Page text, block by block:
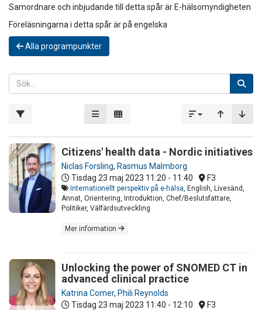
Samordnare och inbjudande till detta spår är E-hälsomyndigheten
Föreläsningarna i detta spår är på engelska
Alla programpunkter
Citizens' health data - Nordic initiatives
Niclas Forsling, Rasmus Malmborg
Tisdag 23 maj 2023 11:20 - 11:40 F3
Internationellt perspektiv på e-hälsa , English, Livesänd,
Annat, Orientering, Introduktion, Chef/Beslutsfattare,
Politiker, Välfärdsutveckling
Mer information
Unlocking the power of SNOMED CT in
advanced clinical practice
Katrina Comer, Phili Reynolds
Tisdag 23 maj 2023 11:40 - 12:10 F3